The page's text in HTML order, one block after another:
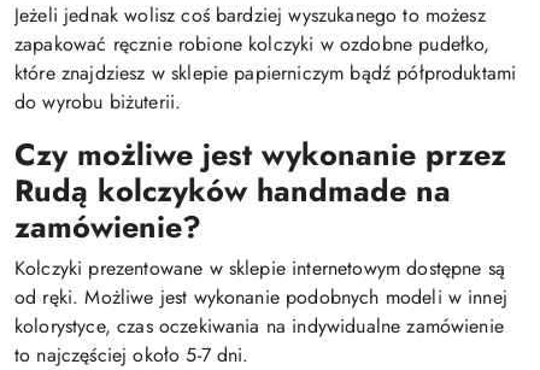
Jeżeli jednak wolisz coś bardziej wyszukanego to możesz
zapakować ręcznie robione kolczyki w ozdobne pudełko,
które znajdziesz w sklepie papierniczym bądź półproduktami
do wyrobu biżuterii.
Czy możliwe jest wykonanie przez
Rudą kolczyków handmade na
zamówienie?
Kolczyki prezentowane w sklepie internetowym dostępne są
od ręki. Możliwe jest wykonanie podobnych modeli w innej
kolorystyce, czas oczekiwania na indywidualne zamówienie
to najczęściej około 5-7 dni.